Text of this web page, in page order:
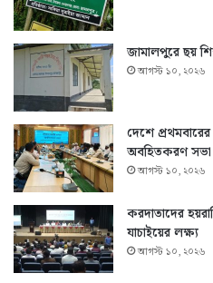
জামালপুরে ছয়
আগস্ট ১০, ২০২৬
দেশে
অবহিতকরণ সভা
আগস্ট ১০, ২০২৬
করদাতাদের
যাচাইয়ের লক্ষ্য
আগস্ট ১০, ২০২৬